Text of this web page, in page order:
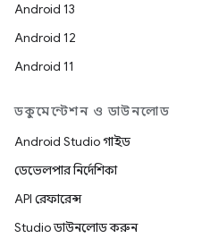
Android 13
Android 12
Android 11
ডকুমেন্টেশন ও ডাউনলোড
Android Studio গাইড
ডেভেলপার নির্দেশিকা
API রেফারেন্স
Studio ডাউনলোড করুন